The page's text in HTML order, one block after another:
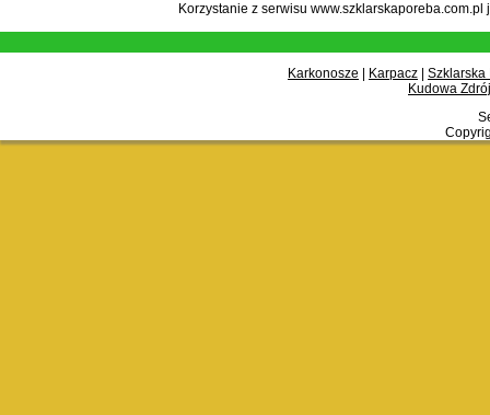
Korzystanie z serwisu
Karkonosze Karpacz
Szklarska
Kudowa